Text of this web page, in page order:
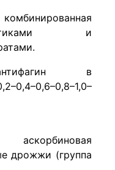
и
в
дрожжи (группа